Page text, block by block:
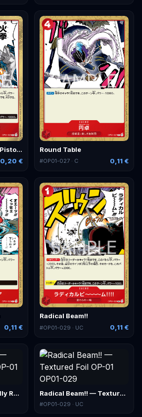
Gum-Gum Fire-Fist Pistol Red Hawk
0,20 €
Round Table
#OP01-027 · C 0,11 €
0,11 €
Radical Beam!!
#OP01-029 · UC 0,11 €
Radical Beam!! — Jolly Roger Foil Radical Beam!! — Textured Foil
#OP01-029 · UC